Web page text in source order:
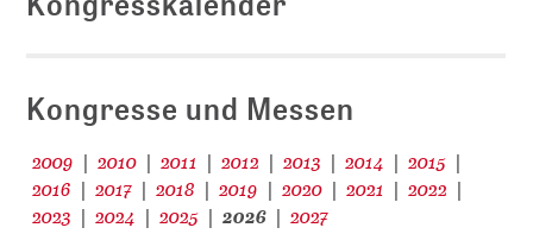
Kongresse und Messen
2009 | 2010 | 2011 | 2012 | 2013 | 2014 | 2015 |
2016 | 2017 | 2018 | 2019 | 2020 | 2021 | 2022 |
2023 | 2024 | 2025 | 2026 | 2027